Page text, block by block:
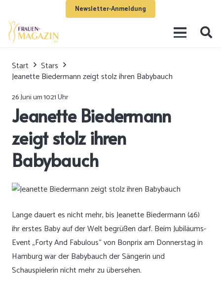
Newsletter-Anmeldung
Start
Stars
Jeanette Biedermann zeigt stolz ihren Babybauch
26 Juni um 10:21 Uhr
Jeanette Biedermann
zeigt stolz ihren
Babybauch
Lange dauert es nicht mehr, bis Jeanette Biedermann (46)
ihr erstes Baby auf der Welt begrüßen darf. Beim Jubiläums-
Event „Forty And Fabulous“ von Bonprix am Donnerstag in
Hamburg war der Babybauch der Sängerin und
Schauspielerin nicht mehr zu übersehen.